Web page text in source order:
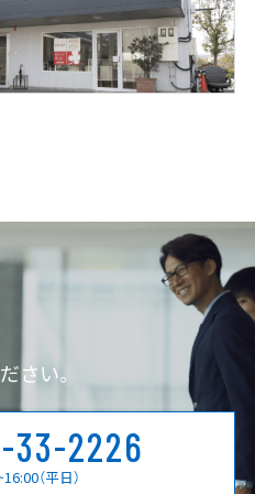
さい。
33-2226
（平日）